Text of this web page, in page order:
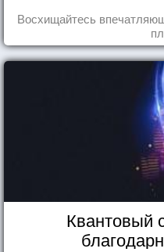
Восхищайтесь
Квантовый